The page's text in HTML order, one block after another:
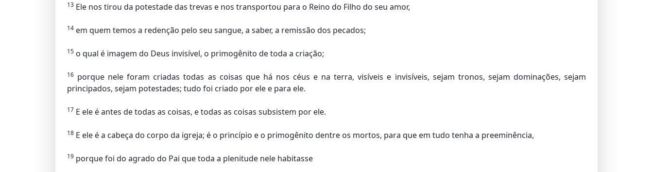
13 Ele nos tirou da potestade das trevas e nos transportou para o Reino do Filho do seu amor,
14 em quem temos a redenção pelo seu sangue, a saber, a remissão dos pecados;
15 o qual é imagem do Deus invisível, o primogênito de toda a criação;
16 porque nele foram criadas todas as coisas que há nos céus e na terra, visíveis e invisíveis, sejam tronos, sejam dominações, sejam
principados, sejam potestades; tudo foi criado por ele e para ele.
17 E ele é antes de todas as coisas, e todas as coisas subsistem por ele.
18 E ele é a cabeça do corpo da igreja; é o princípio e o primogênito dentre os mortos, para que em tudo tenha a preeminência,
19 porque foi do agrado do Pai que toda a plenitude nele habitasse